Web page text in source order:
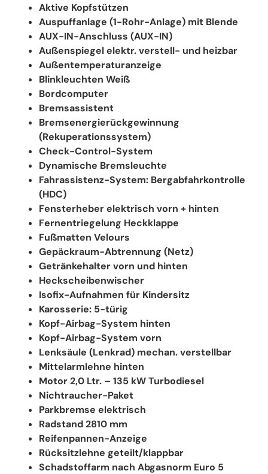
Aktive Kopfstützen
Auspuffanlage (1-Rohr-Anlage) mit Blende
AUX-IN-Anschluss (AUX-IN)
Außenspiegel elektr. verstell- und heizbar
Außentemperaturanzeige
Blinkleuchten Weiß
Bordcomputer
Bremsassistent
Bremsenergierückgewinnung
(Rekuperationssystem)
Check-Control-System
Dynamische Bremsleuchte
Fahrassistenz-System: Bergabfahrkontrolle
(HDC)
Fensterheber elektrisch vorn + hinten
Fernentriegelung Heckklappe
Fußmatten Velours
Gepäckraum-Abtrennung (Netz)
Getränkehalter vorn und hinten
Heckscheibenwischer
Isofix-Aufnahmen für Kindersitz
Karosserie: 5-türig
Kopf-Airbag-System hinten
Kopf-Airbag-System vorn
Lenksäule (Lenkrad) mechan. verstellbar
Mittelarmlehne hinten
Motor 2,0 Ltr. – 135 kW Turbodiesel
Nichtraucher-Paket
Parkbremse elektrisch
Radstand 2810 mm
Reifenpannen-Anzeige
Rücksitzlehne geteilt/klappbar
Schadstoffarm nach Abgasnorm Euro 5